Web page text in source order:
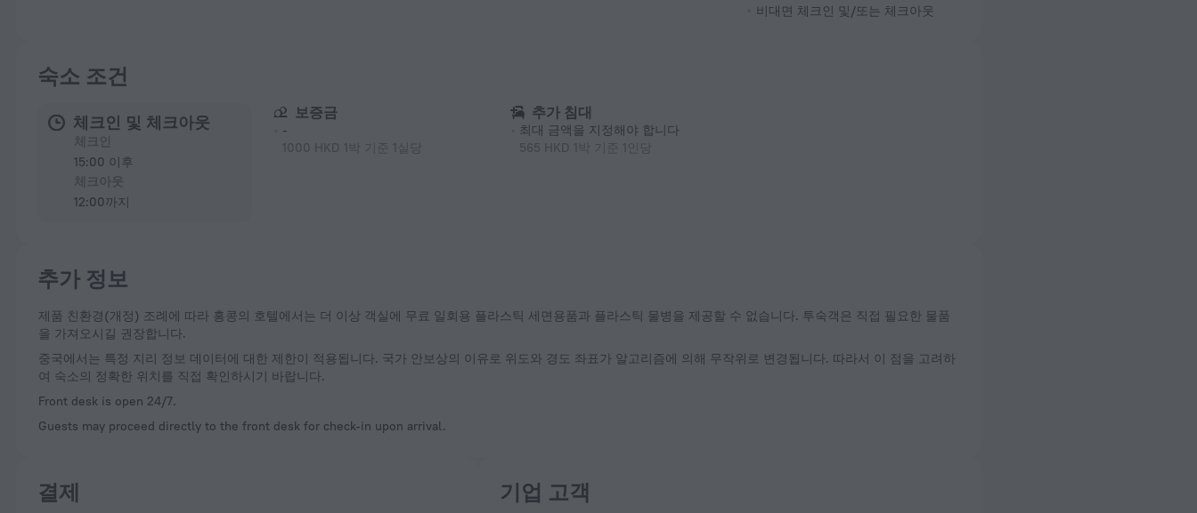
비대면 체크인 및/또는 체크아웃
숙소 조건
체크인 및 체크아웃
15:00 이후
12:00까지
보증금
-
1000 HKD 1박 기준 1실당
추가 침대
최대 금액을 지정해야 합니다
565 HKD 1박 기준 1인당
추가 정보
제품 친환경(개정) 조례에 따라 홍콩의 호텔에서는 더 이상 객실에 무료 일회용 플라스틱 세면용품과 플라스틱 물병을 제공할 수 없습니다. 투숙객은 직접 필요한 물품
을 가져오시길 권장합니다.
중국에서는 특정 지리 정보 데이터에 대한 제한이 적용됩니다. 국가 안보상의 이유로 위도와 경도 좌표가 알고리즘에 의해 무작위로 변경됩니다. 따라서 이 점을 고려하
여 숙소의 정확한 위치를 직접 확인하시기 바랍니다.
Front desk is open 24/7.
Guests may proceed directly to the front desk for check-in upon arrival.
결제 기업 고객